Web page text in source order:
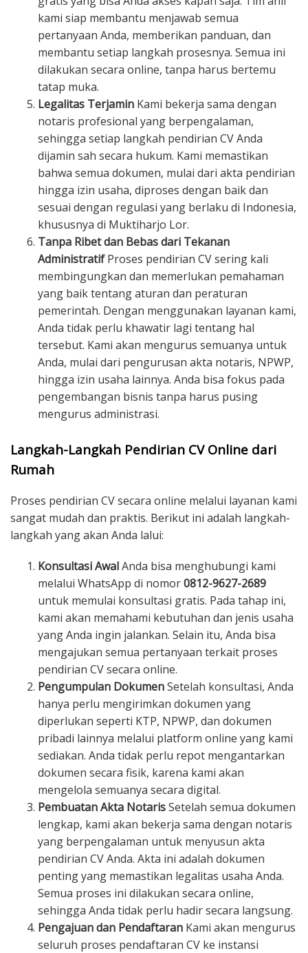
kami siap membantu menjawab semua
pertanyaan Anda, memberikan panduan, dan
membantu setiap langkah prosesnya. Semua ini
dilakukan secara online, tanpa harus bertemu
tatap muka.
Legalitas Terjamin Kami bekerja sama dengan
notaris profesional yang berpengalaman,
sehingga setiap langkah pendirian CV Anda
dijamin sah secara hukum. Kami memastikan
bahwa semua dokumen, mulai dari akta pendirian
hingga izin usaha, diproses dengan baik dan
sesuai dengan regulasi yang berlaku di Indonesia,
khususnya di Muktiharjo Lor.
Tanpa Ribet dan Bebas dari Tekanan
AdministratifProses pendirian CV sering kali
membingungkan dan memerlukan pemahaman
yang baik tentang aturan dan peraturan
pemerintah. Dengan menggunakan layanan kami,
Anda tidak perlu khawatir lagi tentang hal
tersebut. Kami akan mengurus semuanya untuk
Anda, mulai dari pengurusan akta notaris, NPWP,
hingga izin usaha lainnya. Anda bisa fokus pada
pengembangan bisnis tanpa harus pusing
mengurus administrasi.
Langkah-Langkah Pendirian CV Online dari
Rumah
Proses pendirian CV secara online melalui layanan kami
sangat mudah dan praktis. Berikut ini adalah langkah-
langkah yang akan Anda lalui:
Konsultasi AwalAnda bisa menghubungi kami
melalui WhatsApp di nomor0812-9627-2689
untuk memulai konsultasi gratis. Pada tahap ini,
kami akan memahami kebutuhan dan jenis usaha
yang Anda ingin jalankan. Selain itu, Anda bisa
mengajukan semua pertanyaan terkait proses
pendirian CV secara online.
Pengumpulan DokumenSetelah konsultasi, Anda
hanya perlu mengirimkan dokumen yang
diperlukan seperti KTP, NPWP, dan dokumen
pribadi lainnya melalui platform online yang kami
sediakan. Anda tidak perlu repot mengantarkan
dokumen secara fisik, karena kami akan
mengelola semuanya secara digital.
Pembuatan Akta NotarisSetelah semua dokumen
lengkap, kami akan bekerja sama dengan notaris
yang berpengalaman untuk menyusun akta
pendirian CV Anda. Akta ini adalah dokumen
penting yang memastikan legalitas usaha Anda.
Semua proses ini dilakukan secara online,
sehingga Anda tidak perlu hadir secara langsung.
Pengajuan dan Pendaftaran Kami akan mengurus
seluruh proses pendaftaran CV ke instansi